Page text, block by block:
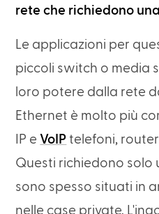
rete che richiedono
Le applicazioni per
piccoli switch o media
loro potere dalla rete
Ethernet è molto più
IP e VoIP telefoni,
Questi richiedono solo
sono spesso situati in
nelle case private.